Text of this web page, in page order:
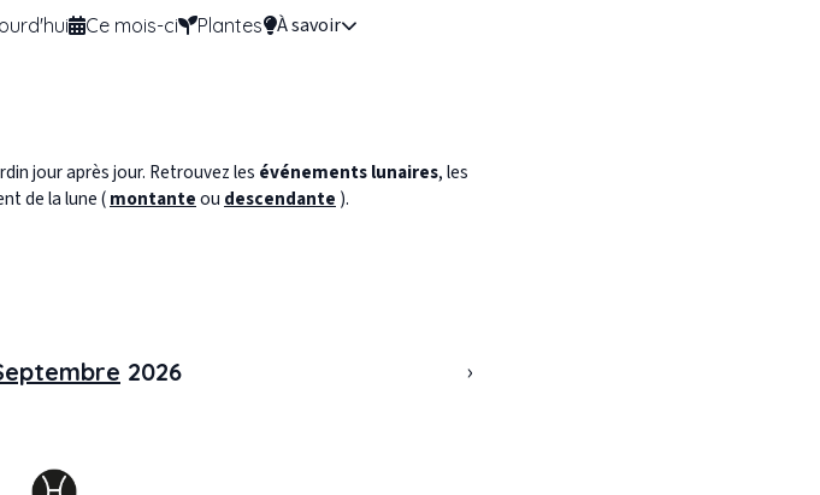
Ce mois-ci Plantes À savoir
jour après jour. Retrouvez les événements lunaires, les
de la lune (montanteou descendante ).
2026 ›